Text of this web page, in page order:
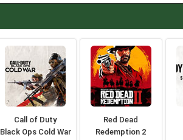
Call of Duty
Black Ops Cold War
Red Dead
Redemption 2